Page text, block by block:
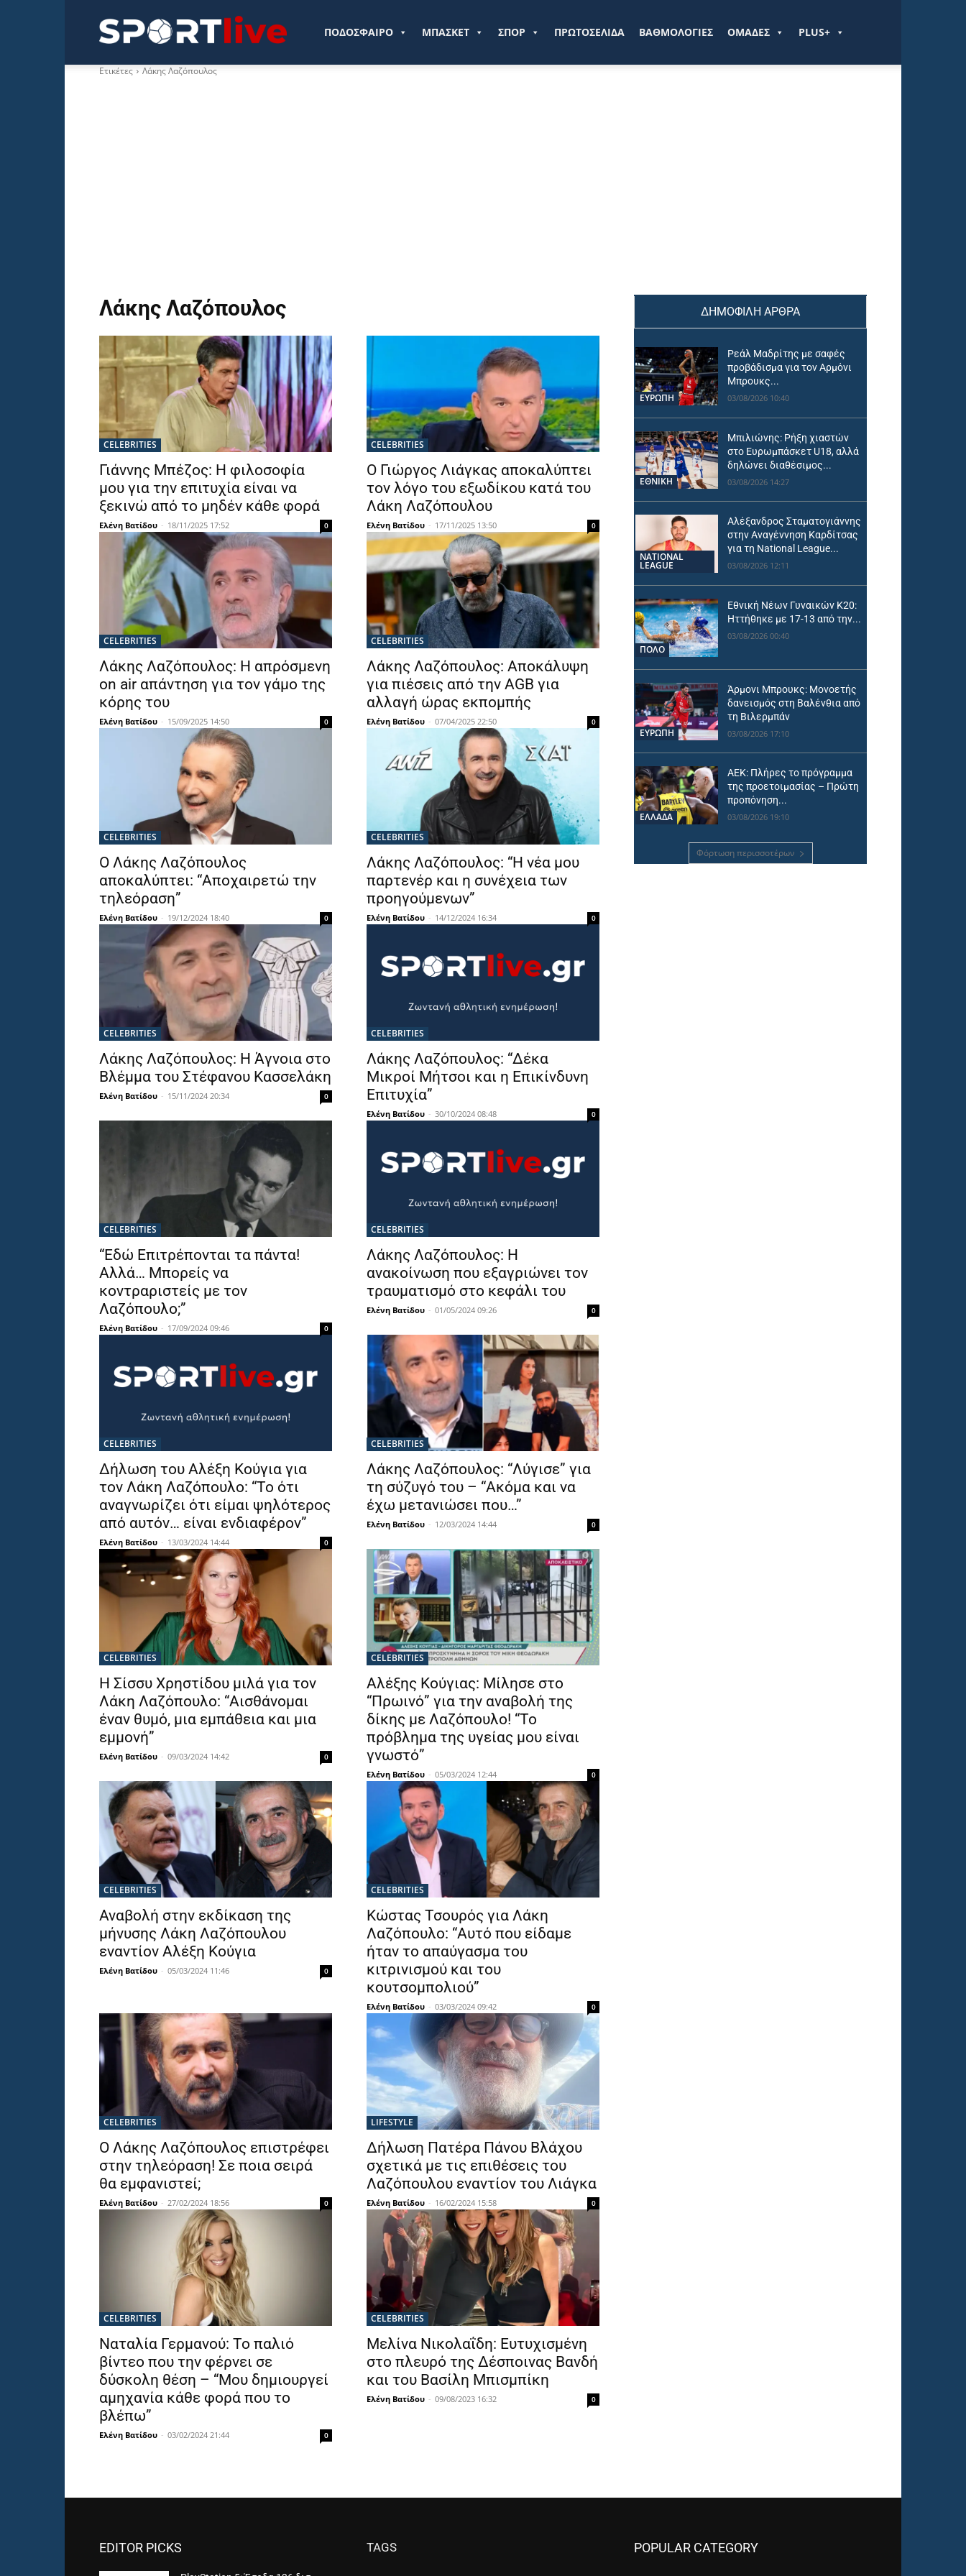
Sportlive.grΠΟΔΟΣΦΑΙΡΟ ΜΠΑΣΚΕΤ ΣΠΟΡ ΠΡΩΤΟΣΕΛΙΔΑ ΒΑΘΜΟΛΟΓΙΕΣ ΟΜΑΔΕΣ PLUS+
Ετικέτες Λάκης Λαζόπουλος
Λάκης Λαζόπουλος
CELEBRITIES
Γιάννης Μπέζος: Η φιλοσοφία
μου για την επιτυχία είναι να
ξεκινώ από το μηδέν κάθε φορά
Ελένη Βατίδου - 18/11/2025 17:52 0
CELEBRITIES
Ο Γιώργος Λιάγκας αποκαλύπτει
τον λόγο του εξωδίκου κατά του
Λάκη Λαζόπουλου
Ελένη Βατίδου - 17/11/2025 13:50 0
CELEBRITIES
Λάκης Λαζόπουλος: Η απρόσμενη
on air απάντηση για τον γάμο της
κόρης του
Ελένη Βατίδου - 15/09/2025 14:50 0
CELEBRITIES
Λάκης Λαζόπουλος: Αποκάλυψη
για πιέσεις από την AGB για
αλλαγή ώρας εκπομπής
Ελένη Βατίδου - 07/04/2025 22:50 0
CELEBRITIES
Ο Λάκης Λαζόπουλος
αποκαλύπτει: “Αποχαιρετώ την
τηλεόραση”
Ελένη Βατίδου - 19/12/2024 18:40 0
CELEBRITIES
Λάκης Λαζόπουλος: “Η νέα μου
παρτενέρ και η συνέχεια των
προηγούμενων”
Ελένη Βατίδου - 14/12/2024 16:34 0
CELEBRITIES
Λάκης Λαζόπουλος: Η Άγνοια στο
Βλέμμα του Στέφανου Κασσελάκη
Ελένη Βατίδου - 15/11/2024 20:34 0
CELEBRITIES
Λάκης Λαζόπουλος: “Δέκα
Μικροί Μήτσοι και η Επικίνδυνη
Επιτυχία”
Ελένη Βατίδου - 30/10/2024 08:48 0
CELEBRITIES
“Εδώ Επιτρέπονται τα πάντα!
Αλλά… Μπορείς να
κοντραριστείς με τον
Λαζόπουλο;”
Ελένη Βατίδου - 17/09/2024 09:46 0
CELEBRITIES
Λάκης Λαζόπουλος: Η
ανακοίνωση που εξαγριώνει τον
τραυματισμό στο κεφάλι του
Ελένη Βατίδου - 01/05/2024 09:26 0
CELEBRITIES
Δήλωση του Αλέξη Κούγια για
τον Λάκη Λαζόπουλο: “Το ότι
αναγνωρίζει ότι είμαι ψηλότερος
από αυτόν… είναι ενδιαφέρον”
Ελένη Βατίδου - 13/03/2024 14:44 0
CELEBRITIES
Λάκης Λαζόπουλος: “Λύγισε” για
τη σύζυγό του – “Ακόμα και να
έχω μετανιώσει που…”
Ελένη Βατίδου - 12/03/2024 14:44 0
CELEBRITIES
Η Σίσσυ Χρηστίδου μιλά για τον
Λάκη Λαζόπουλο: “Αισθάνομαι
έναν θυμό, μια εμπάθεια και μια
εμμονή”
Ελένη Βατίδου - 09/03/2024 14:42 0
CELEBRITIES
Αλέξης Κούγιας: Μίλησε στο
“Πρωινό” για την αναβολή της
δίκης με Λαζόπουλο! “Το
πρόβλημα της υγείας μου είναι
γνωστό”
Ελένη Βατίδου - 05/03/2024 12:44 0
CELEBRITIES
Αναβολή στην εκδίκαση της
μήνυσης Λάκη Λαζόπουλου
εναντίον Αλέξη Κούγια
Ελένη Βατίδου - 05/03/2024 11:46 0
CELEBRITIES
Κώστας Τσουρός για Λάκη
Λαζόπουλο: “Αυτό που είδαμε
ήταν το απαύγασμα του
κιτρινισμού και του
κουτσομπολιού”
Ελένη Βατίδου - 03/03/2024 09:42 0
CELEBRITIES
Ο Λάκης Λαζόπουλος επιστρέφει
στην τηλεόραση! Σε ποια σειρά
θα εμφανιστεί;
Ελένη Βατίδου - 27/02/2024 18:56 0
LIFESTYLE
Δήλωση Πατέρα Πάνου Βλάχου
σχετικά με τις επιθέσεις του
Λαζόπουλου εναντίον του Λιάγκα
Ελένη Βατίδου - 16/02/2024 15:58 0
CELEBRITIES
Ναταλία Γερμανού: Το παλιό
βίντεο που την φέρνει σε
δύσκολη θέση – “Μου δημιουργεί
αμηχανία κάθε φορά που το
βλέπω”
Ελένη Βατίδου - 03/02/2024 21:44 0
CELEBRITIES
Μελίνα Νικολαΐδη: Ευτυχισμένη
στο πλευρό της Δέσποινας Βανδή
και του Βασίλη Μπισμπίκη
Ελένη Βατίδου - 09/08/2023 16:32 0
ΔΗΜΟΦΙΛΗ ΑΡΘΡΑ
ΕΥΡΩΠΗ
Ρεάλ Μαδρίτης με σαφές
προβάδισμα για τον Αρμόνι
Μπρουκς...
03/08/2026 10:40
ΕΘΝΙΚΉ
Μπιλιώνης: Ρήξη χιαστών
στο Ευρωμπάσκετ U18, αλλά
δηλώνει διαθέσιμος...
03/08/2026 14:27
NATIONAL
LEAGUE
Αλέξανδρος Σταματογιάννης
στην Αναγέννηση Καρδίτσας
για τη National League...
03/08/2026 12:11
ΠΟΛΟ
Εθνική Νέων Γυναικών Κ20:
Ηττήθηκε με 17-13 από την...
03/08/2026 00:40
ΕΥΡΩΠΗ
Άρμονι Μπρουκς: Μονοετής
δανεισμός στη Βαλένθια από
τη Βιλερμπάν
03/08/2026 17:10
ΕΛΛΑΔΑ
ΑΕΚ: Πλήρες το πρόγραμμα
της προετοιμασίας – Πρώτη
προπόνηση...
03/08/2026 19:10
Φόρτωση περισσοτέρων
EDITOR PICKS TAGS POPULAR CATEGORY